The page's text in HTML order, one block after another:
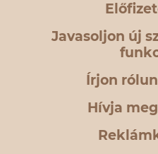
Javasoljon új
Írjon
Hívja